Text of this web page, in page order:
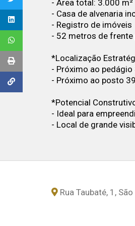
- Área total: 3.000 m²
- Casa de alvenaria
- Registro de imóveis
- 52 metros de frente
*Localização
- Próximo ao pedágio
- Próximo ao posto 39
*Potencial
- Ideal para
- Local de grande
Rua Taubaté, 1,